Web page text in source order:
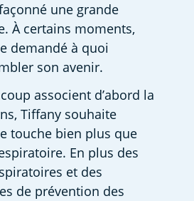
une grande
À certains moments,
demandé à quoi
son avenir.
associent d’abord la
Tiffany souhaite
touche bien plus que
En plus des
et des
de prévention des